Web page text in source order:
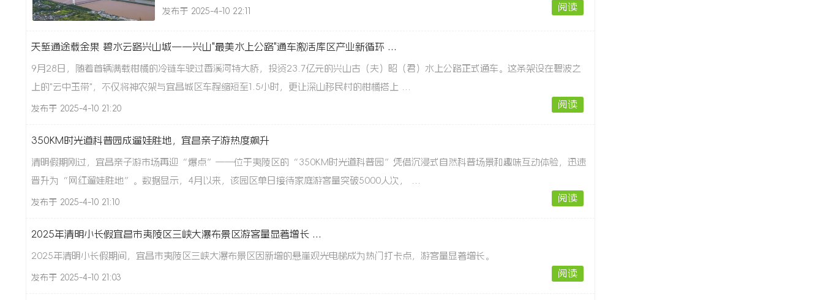
线
发布于 2025-4-10 22:11 阅读
天堑通途载金果 碧水云路兴山城——兴山"最美水上公路"通车激活库区产业新循环 ...
9月28日，随着首辆满载柑橘的冷链车驶过香溪河特大桥，投资23.7亿元的兴山古（夫）昭（君）水上公路正式通车。这条架设在碧波之
上的"云中玉带"，不仅将神农架与宜昌城区车程缩短至1.5小时，更让深山移民村的柑橘搭上 ...
发布于 2025-4-10 21:20 阅读
350KM时光道科普园成遛娃胜地，宜昌亲子游热度飙升
清明假期刚过，宜昌亲子游市场再迎“爆点”——位于夷陵区的“350KM时光道科普园”凭借沉浸式自然科普场景和趣味互动体验，迅速
晋升为“网红遛娃胜地”。数据显示，4月以来，该园区单日接待家庭游客量突破5000人次， ...
发布于 2025-4-10 21:10 阅读
2025年清明小长假宜昌市夷陵区三峡大瀑布景区游客量显著增长 ...
2025年清明小长假期间，宜昌市夷陵区三峡大瀑布景区因新增的悬崖观光电梯成为热门打卡点，游客量显著增长。
发布于 2025-4-10 21:03 阅读